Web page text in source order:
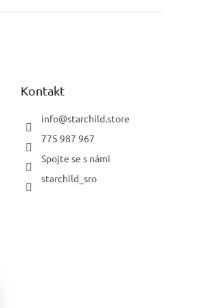
Kontakt
info@starchild.store
775 987 967
Spojte se s námi
starchild_sro